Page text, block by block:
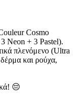
Cosmo
Neon + 3 Pastel).
πλενόμενο (Ultra
και ρούχα,
😔